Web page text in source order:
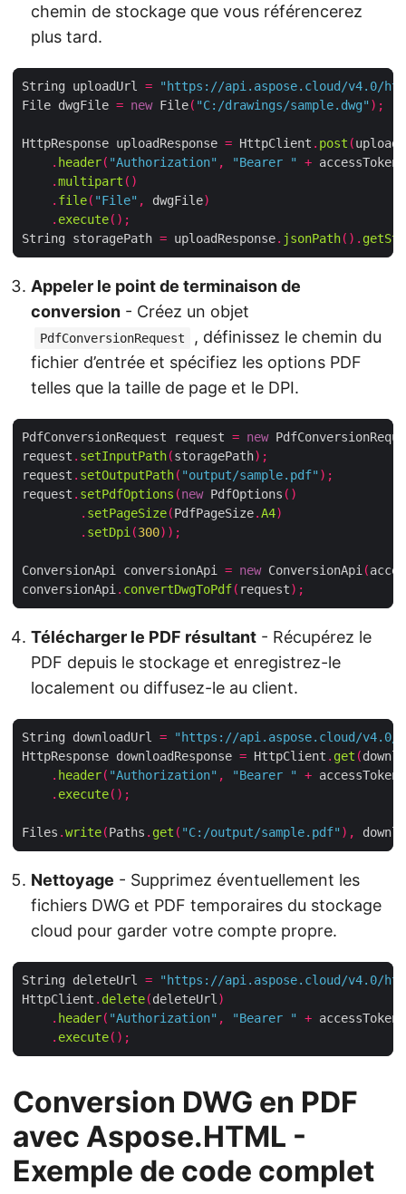
chemin de stockage que vous référencerez
plus tard.
String uploadUrl =
"https://api.aspose.cloud/v4.0/
File dwgFile = new File( "C:/drawings/sample.dwg" );
HttpResponse uploadResponse = HttpClient . post (
. header( "Authorization" , "Bearer " + accessToken
.multipart ()
. file( "File" , dwgFile)
. execute();
String storagePath = uploadResponse. jsonPath().
Appeler le point de terminaison de
conversion - Créez un objet
PdfConversionRequest
, définissez le chemin du
fichier d’entrée et spécifiez les options PDF
telles que la taille de page et le DPI.
PdfConversionRequest request = new
request . setInputPath(storagePath);
request . setOutputPath( "output/sample.pdf" );
request . setPdfOptions (new PdfOptions ()
. setPageSize(PdfPageSize.A4)
. setDpi (300));
ConversionApi conversionApi = new ConversionApi (
conversionApi . convertDwgToPdf( request);
Télécharger le PDF résultant - Récupérez le
PDF depuis le stockage et enregistrez-le
localement ou diffusez-le au client.
String downloadUrl =
"https://api.aspose.cloud/
HttpResponse downloadResponse = HttpClient . get (
. header( "Authorization" , "Bearer " + accessToken
. execute();
Files .write(Paths . get ( "C:/output/sample.pdf" ),
Nettoyage - Supprimez éventuellement les
fichiers DWG et PDF temporaires du stockage
cloud pour garder votre compte propre.
String deleteUrl =
"https://api.aspose.cloud/v4.0/
HttpClient . delete(deleteUrl )
. header( "Authorization" , "Bearer " + accessToken
. execute();
Conversion DWG en PDF
avec Aspose.HTML -
Exemple de code complet